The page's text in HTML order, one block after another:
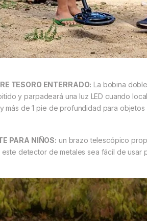
TESORO ENTERRADO: La bobina
y parpadeará una luz LED cuando
más de 1 pie de profundidad para
PARA NIÑOS: un brazo telescópico
detector de metales sea fácil de usar